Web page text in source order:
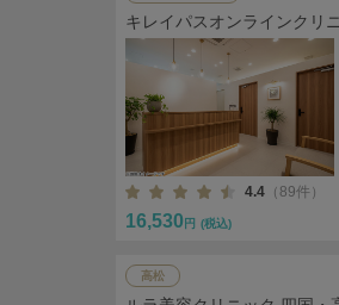
キレイパスオンラインクリ
4.4 （89件）
16,530 円 (税込)
高松